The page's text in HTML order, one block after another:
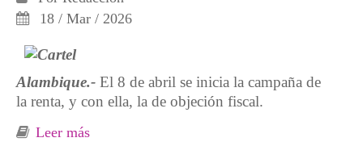
18 / Mar / 2026
Alambique.- El 8 de abril se inicia la campaña de
la renta, y con ella, la de objeción fiscal.
Leer más